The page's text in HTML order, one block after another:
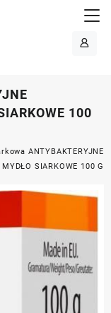
100
ANTYBAKTERYJNE
MYDŁO SIARKOWE 100 G